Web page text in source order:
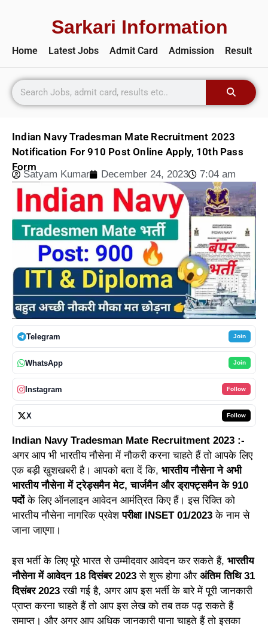
Sarkari Information
Home Latest Jobs Admit Card Admission Result
Indian Navy Tradesman Mate Recruitment 2023
Notification For 910 Post Online Apply, 10th Pass
Form
Satyam Kumar December 24, 2023 7:04 am
Telegram Join
WhatsApp Join
Instagram Follow
X Follow
Indian Navy Tradesman Mate Recruitment 2023 :-
अगर आप भी भारतीय नौसेना में नौकरी करना चाहते हैं तो आपके लिए
एक बड़ी खुशखबरी है। आपको बता दें कि, भारतीय नौसेना ने अभी
भारतीय नौसेना में ट्रेड्समैन मेट, चार्जमैन और ड्राफ्ट्समैन के 910
पदोंके लिए ऑनलाइन आवेदन आमंत्रित किए हैं। इस रिक्ति को
भारतीय नौसेना नागरिक प्रवेशपरीक्षा INSET 01/2023 के नाम से
जाना जाएगा।
इस भर्ती के लिए पूरे भारत से उम्मीदवार आवेदन कर सकते हैं, भारतीय
नौसेना में आवेदन 18 दिसंबर 2023 से शुरू होगा और अंतिम तिथि 31
दिसंबर 2023 रखी गई है, अगर आप इस भर्ती के बारे में पूरी जानकारी
प्राप्त करना चाहते हैं तो आप इस लेख को तब तक पढ़ सकते हैं
समाप्त। और अगर आप अधिक जानकारी पाना चाहते हैं तो इसका